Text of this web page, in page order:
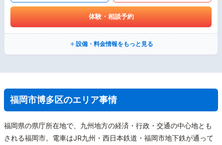
体験・相談予約
設備・料金情報をもっと見る
福岡市博多区のエリア事情
福岡県の県庁所在地で、九州地方の経済・行政・交通の中心地とも
される福岡市。電車はJR九州・西日本鉄道・福岡市地下鉄が通って